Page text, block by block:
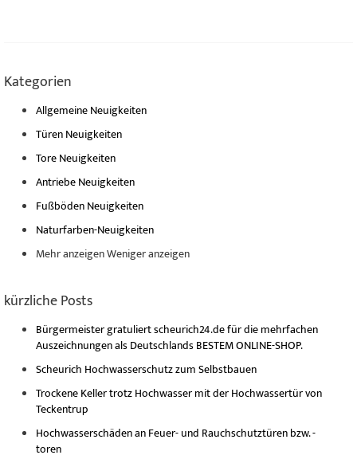
Kategorien
Allgemeine Neuigkeiten
Türen Neuigkeiten
Tore Neuigkeiten
Antriebe Neuigkeiten
Fußböden Neuigkeiten
Naturfarben-Neuigkeiten
Mehr anzeigenWeniger anzeigen
kürzliche Posts
Bürgermeister gratuliert scheurich24.de für die mehrfachen
Auszeichnungen als Deutschlands BESTEM ONLINE-SHOP.
Scheurich Hochwasserschutz zum Selbstbauen
Trockene Keller trotz Hochwasser mit der Hochwassertür von
Teckentrup
Hochwasserschäden an Feuer- und Rauchschutztüren bzw. -
toren